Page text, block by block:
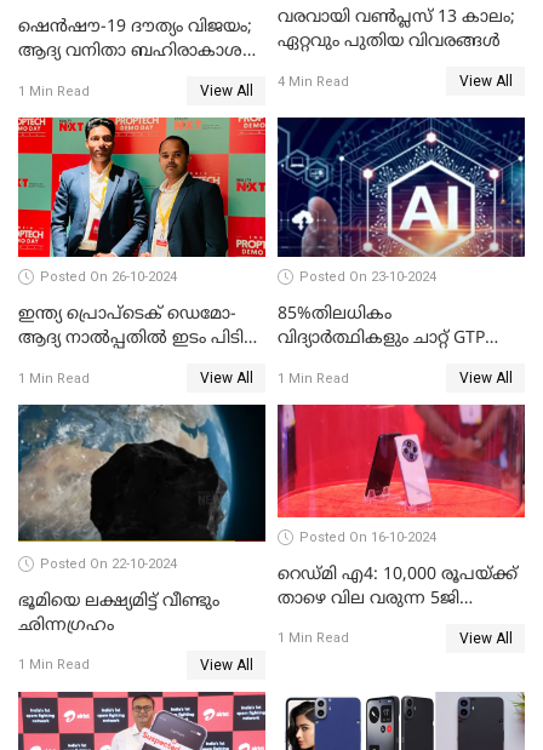
ഷെന്‍ഷൗ-19 ദൗത്യം വിജയം;
ആദ്യ വനിതാ ബഹിരാകാശ
പേർ ടിയാൻഗോങിൽ
1 Min Read View All
വരവായി വൺപ്ലസ് 13 കാലം;
ഏറ്റവും പുതിയ വിവരങ്ങൾ
4 Min Read View All
Posted On 26-10-2024
ഇന്ത്യ പ്രൊപ്ടെക് ഡെമോ-
ആദ്യ നാല്‍പ്പതില്‍ ഇടം പിടിച്ച്
തിത്തിത്താര
1 Min Read View All
Posted On 23-10-2024
85%തിലധികം
വിദ്യാര്‍ത്ഥികളും ചാറ്റ് GTP
ഉപയോഗിക്കുന്നതായി
റിപ്പോര്‍ട്ട്
1 Min Read View All
Posted On 22-10-2024
ഭൂമിയെ ലക്ഷ്യമിട്ട് വീണ്ടും
ഛിന്നഗ്രഹം
1 Min Read View All
Posted On 16-10-2024
റെഡ്മി എ4: 10,000 രൂപയ്ക്ക്
താഴെ വില വരുന്ന 5ജി
1 Min Read View All